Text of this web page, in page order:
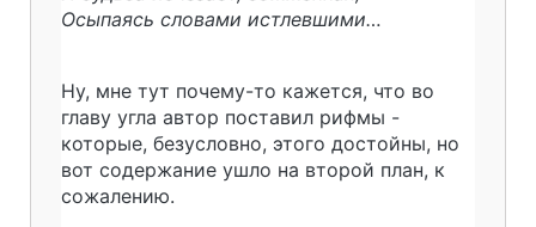
Осыпаясь словами истлевшими…
Ну, мне тут почему-то кажется, что во
главу угла автор поставил рифмы -
которые, безусловно, этого достойны, но
вот содержание ушло на второй план, к
сожалению.